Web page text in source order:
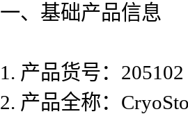
一、基础产品信息
1. 产品货号：205102
2. 产品全称：